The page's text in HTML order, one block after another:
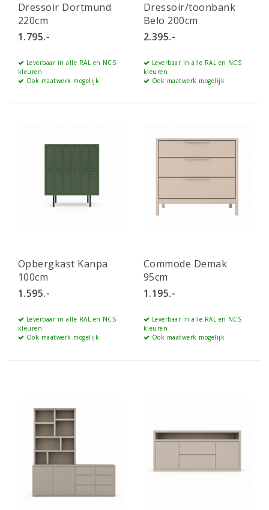
Dressoir Dortmund
220cm
1.795.-
Leverbaar in alle RAL en NCS
kleuren
Ook maatwerk mogelijk
Dressoir/toonbank
Belo 200cm
2.395.-
Leverbaar in alle RAL en NCS
kleuren
Ook maatwerk mogelijk
Opbergkast Kanpa
100cm
1.595.-
Leverbaar in alle RAL en NCS
kleuren
Ook maatwerk mogelijk
Commode Demak
95cm
1.195.-
Leverbaar in alle RAL en NCS
kleuren
Ook maatwerk mogelijk